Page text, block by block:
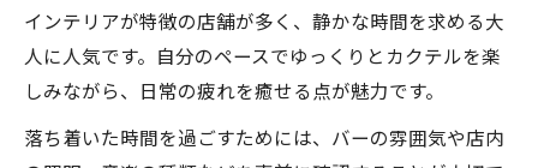
インテリアが特徴の店舗が多く、静かな時間を求める大
人に人気です。自分のペースでゆっくりとカクテルを楽
しみながら、日常の疲れを癒せる点が魅力です。
落ち着いた時間を過ごすためには、バーの雰囲気や店内